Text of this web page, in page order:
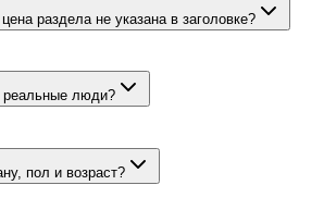
109 ₽ за 100.
раздела не указана в заголовке?
канала. Для канала
канального тарифа.
люди?
реакции и комментарии оформляются
пол и возраст?